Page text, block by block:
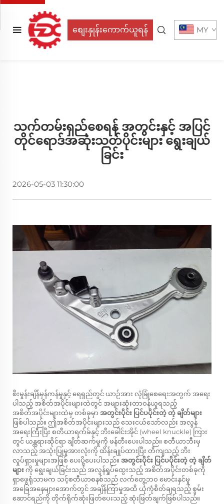
စျေးနှုန်းကောက်ယူရန် MY
သက်တမ်းရှည်စေရန် အတွင်းနှင့် အပြင်
တိုင်ရောဒ်အဆုံးသတ်ပိုင်းများ ရွေးချယ်
ခြင်း
2026-05-03 11:30:00
စီးမှုန်းချိန်မှန်ကန်မှုနှင့် ရေရှည်တွင် ယာဉ်အား လုံခြုံစေရေးအတွက် အရေး
ပါသည့် အစိတ်အပိုင်းများထဲတွင် အများဆုံးတာဝန်ယူရသည့်
အစိတ်အပိုင်းများထဲမှ တစ်ခုမှာ အတွင်းပိုင်း ပြင်ပပိုင်းတဲ့ တဲ့ ချိတ်များ
ဖြစ်ပါသည်။ ဤအစိတ်အပိုင်းများသည် သေးငယ်သော်လည်း အလွန်
အရေးကြီးပြီး စတီယာရက်ခ်နှင့် ဘီးခေါင်းအိုင် (wheel knuckle) ကြား
တွင် ယန္တရားဆိုင်ရာ ချိတ်ဆက်မှုကို ဖန်တီးပေးပါသည်။ စတီယာဘီးမှ
လာသည့် အသုံးပြုမှုအားလုံးကို ထိန်းချုပ်ထားပြီး တိကျသည့် ဘီး
လှုပ်ရှားမှုများအဖြစ် ပေးပို့ပေးပါသည်။ အတွင်းပိုင်း ပြင်ပပိုင်းတဲ့ တဲ့ ချိတ်
များ ကို ရွေးချယ်ခြင်းသည် အလွန်ရှုပ်ထွေးသည့် အစိတ်အပိုင်းတစ်ခုကို
ရှာဖွေရုံသာမက သင့်စတီယာစနစ်သည် လက်တွေ့ဘဝ မောင်းနှင်မှု
အခြေအနေများအောက်တွင် အချိန်ကြာမှုအထိ ယုံကုံစိတ်ချရသည့် စွမ်း
ဆောင်ရည်ကို တိုက်ရိုက်ဆုံးဖြတ်ပေးသည့် ဆုံးဖြတ်ချက်ဖြစ်ပါသည်။